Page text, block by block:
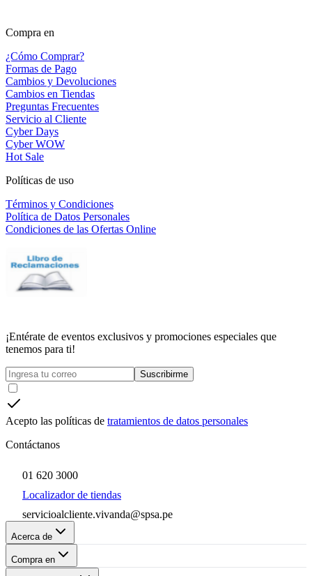
Compra en
¿Cómo Comprar?
Formas de Pago
Cambios y Devoluciones
Cambios en Tiendas
Preguntas Frecuentes
Servicio al Cliente
Cyber Days
Cyber WOW
Hot Sale
Políticas de uso
Términos y Condiciones
Política de Datos Personales
Condiciones de las Ofertas Online
¡Entérate de eventos exclusivos y promociones especiales que
tenemos para ti!
Suscribirme
Acepto las políticas de tratamientos de datos personales
Contáctanos
01 620 3000
Localizador de tiendas
servicioalcliente.vivanda@spsa.pe
Acerca de
Compra en